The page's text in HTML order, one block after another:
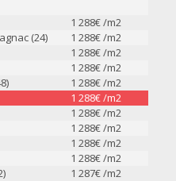
1 288€ /m2
(24) 1 288€ /m2
1 288€ /m2
1 288€ /m2
1 288€ /m2
1 288€ /m2
1 288€ /m2
1 288€ /m2
1 288€ /m2
1 288€ /m2
1 287€ /m2